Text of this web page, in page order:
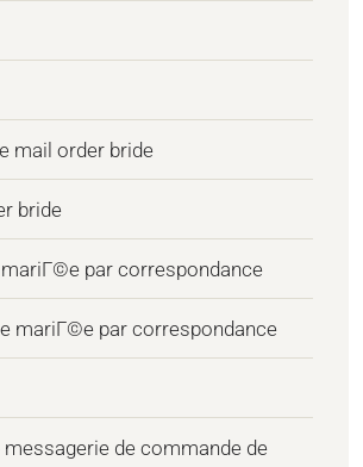
mail order bride
bride
par correspondance
mariГ©e par correspondance
messagerie de commande de